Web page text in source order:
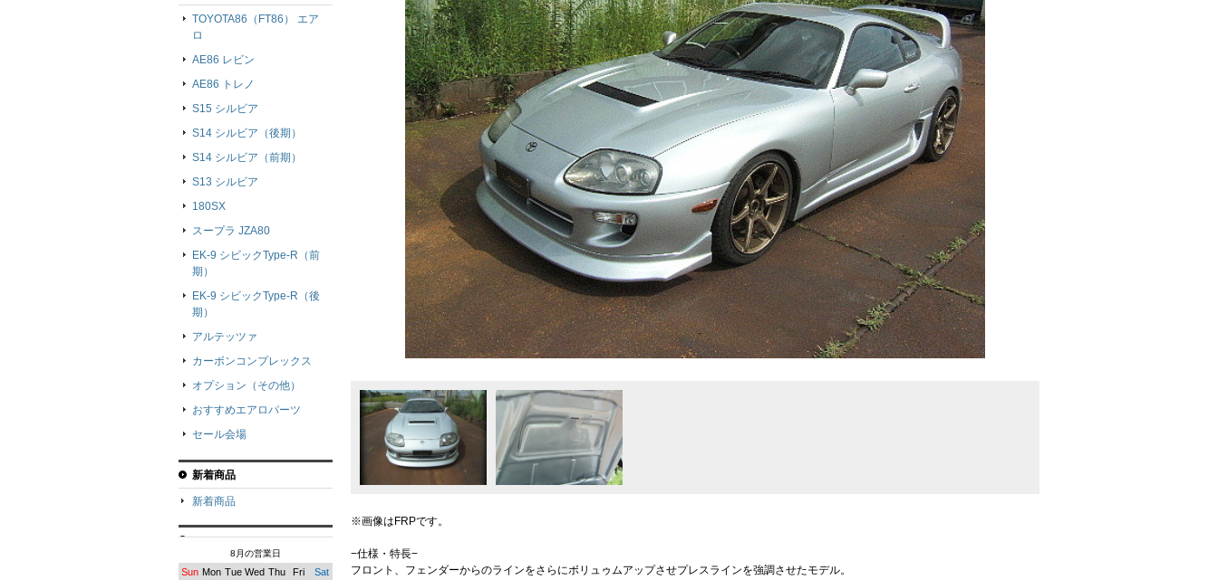
※画像はFRPです。
−仕様・特長−
フロント、フェンダーからのラインをさらにボリュゥムアップさせプレスラインを強調させたモデル。
TOYOTA86（FT86） エア
ロ
AE86 レビン
AE86 トレノ
S15 シルビア
S14 シルビア（後期）
S14 シルビア（前期）
S13 シルビア
180SX
スープラ JZA80
EK-9 シビックType-R（前
期）
EK-9 シビックType-R（後
期）
アルテッツァ
カーボンコンプレックス
オプション（その他）
おすすめエアロパーツ
セール会場
新着商品
新着商品
8月の営業日
Sun Mon Tue Wed Thu Fri Sat